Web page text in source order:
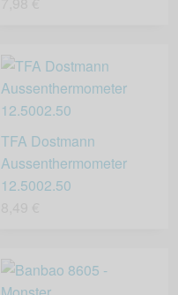
TFA Dostmann
Aussenthermometer
12.5002.50